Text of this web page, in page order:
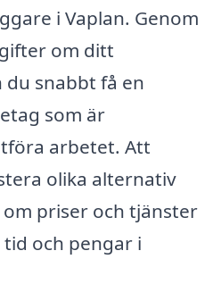
i Vaplan. Genom
om ditt
snabbt få en
som är
arbetet. Att
olika alternativ
priser och tjänster
och pengar i